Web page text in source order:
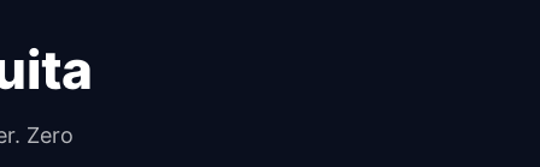
Zero